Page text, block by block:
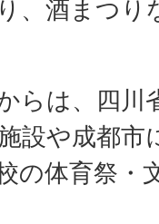
、酒まつり
らは、四川
設や成都市
の体育祭・